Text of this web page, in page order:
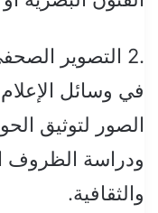
.2 التصوير
في وسائل
الصور لتوثيق
ودراسة الظروف
والثقافية.